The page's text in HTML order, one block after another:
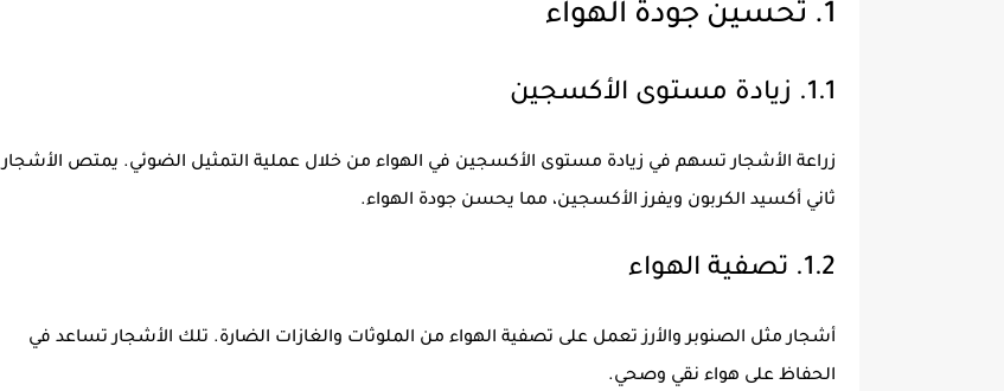
1. تحسين جودة الهواء
1.1. زيادة مستوى الأكسجين
زراعة الأشجار تسهم في زيادة مستوى الأكسجين في الهواء من خلال عملية التمثيل الضوئي. يمتص الأشجار
ثاني أكسيد الكربون ويفرز الأكسجين، مما يحسن جودة الهواء.
1.2. تصفية الهواء
أشجار مثل الصنوبر والأرز تعمل على تصفية الهواء من الملوثات والغازات الضارة. تلك الأشجار تساعد في
الحفاظ على هواء نقي وصحي.